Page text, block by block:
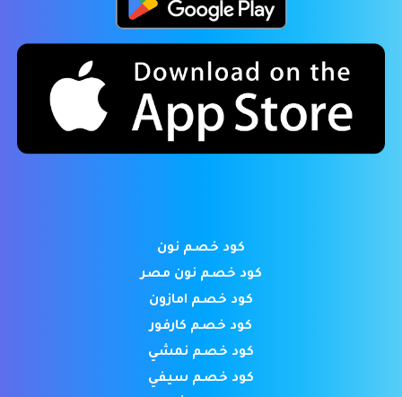
كود خصم نون
كود خصم نون مصر
كود خصم امازون
كود خصم كارفور
كود خصم نمشي
كود خصم سيفي